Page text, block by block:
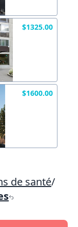
$1325.00
$1600.00
de santé/